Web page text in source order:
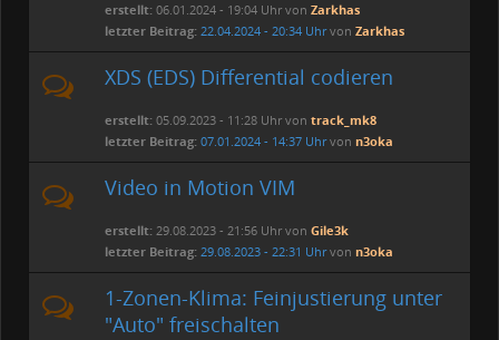
erstellt:06.01.2024 - 19:04 Uhr von Zarkhas
letzter Beitrag: 22.04.2024 - 20:34 Uhrvon Zarkhas
XDS (EDS) Differential codieren
erstellt:05.09.2023 - 11:28 Uhr von track_mk8
letzter Beitrag: 07.01.2024 - 14:37 Uhrvon n3oka
Video in Motion VIM
erstellt:29.08.2023 - 21:56 Uhr von Gile3k
letzter Beitrag: 29.08.2023 - 22:31 Uhrvon n3oka
1-Zonen-Klima: Feinjustierung unter
"Auto" freischalten